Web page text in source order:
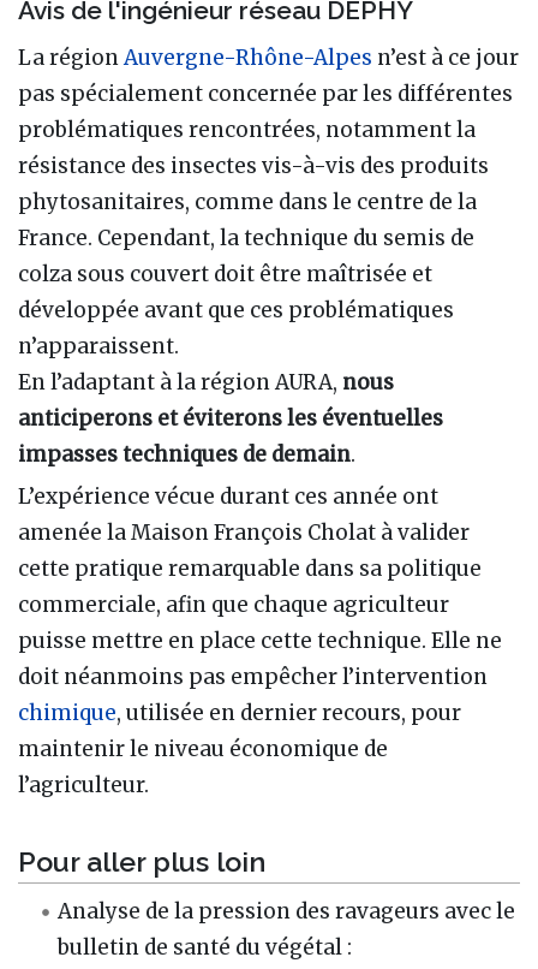
Avis de l'ingénieur réseau DEPHY
La régionAuvergne-Rhône-Alpes n’est à ce jour
pas spécialement concernée par les différentes
problématiques rencontrées, notamment la
résistance des insectes vis-à-vis des produits
phytosanitaires, comme dans le centre de la
France. Cependant, la technique du semis de
colza sous couvert doit être maîtrisée et
développée avant que ces problématiques
n’apparaissent.
En l’adaptant à la région AURA, nous
anticiperons et éviterons les éventuelles
impasses techniques de demain.
L’expérience vécue durant ces année ont
amenée la Maison François Cholat à valider
cette pratique remarquable dans sa politique
commerciale, afin que chaque agriculteur
puisse mettre en place cette technique. Elle ne
doit néanmoins pas empêcher l’intervention
chimique, utilisée en dernier recours, pour
maintenir le niveau économique de
l’agriculteur.
Pour aller plus loin
Analyse de la pression des ravageurs avec le
bulletin de santé du végétal :